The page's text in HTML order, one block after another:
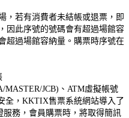
，若有消費者未結帳或退票，即
因此序號的號碼會有超過場館容
超過場館容納量。購票時序號在
MASTER/JCB)、ATM虛擬帳號
全，KKTIX售票系統網站導入了
服務，會員購票時，將取得簡訊